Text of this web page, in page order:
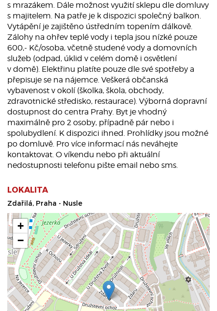
s mrazákem. Dále možnost využití sklepu dle domluvy
s majitelem. Na patře je k dispozici společný balkon.
Vytápění je zajištěno ústředním topením dálkově.
Zálohy na ohřev teplé vody i tepla jsou nízké pouze
600,- Kč/osoba, včetně studené vody a domovních
služeb (odpad, úklid v celém domě i osvětlení
v domě). Elektřinu platíte pouze dle své spotřeby a
přepisuje se na nájemce. Veškerá občanská
vybavenost v okolí (školka, škola, obchody,
zdravotnické středisko, restaurace). Výborná dopravní
dostupnost do centra Prahy. Byt je vhodný
maximálně pro 2 osoby, případně pár nebo i
spolubydlení. K dispozici ihned. Prohlídky jsou možné
po domluvě. Pro více informací nás neváhejte
kontaktovat. O víkendu nebo při aktuální
nedostupnosti telefonu pište email nebo sms.
LOKALITA
Zdařilá, Praha - Nusle
+
−